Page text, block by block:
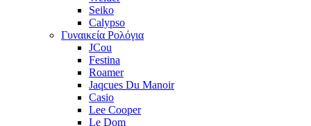
Seiko
Calypso
Γυναικεία Ρολόγια
JCou
Festina
Roamer
Jaqcues Du Manoir
Casio
Lee Cooper
Le Dom